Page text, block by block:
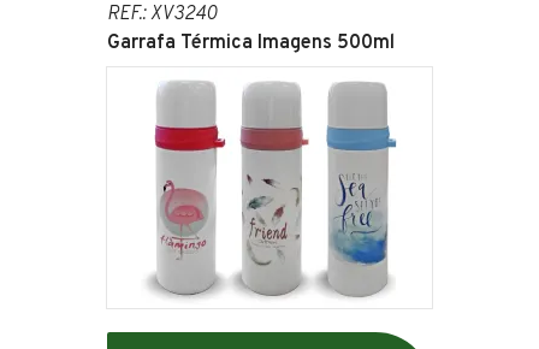
REF.: XV3240
Garrafa Térmica Imagens 500ml